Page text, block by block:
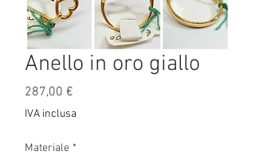
Anello in oro giallo
287,00 €
IVA inclusa
Materiale *